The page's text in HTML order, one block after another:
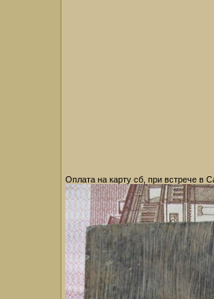
Оплата на карту сб, при встрече в